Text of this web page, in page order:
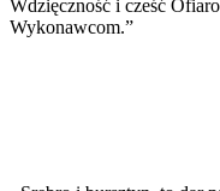
Wdzięczność i cześć
Wykonawcom.”